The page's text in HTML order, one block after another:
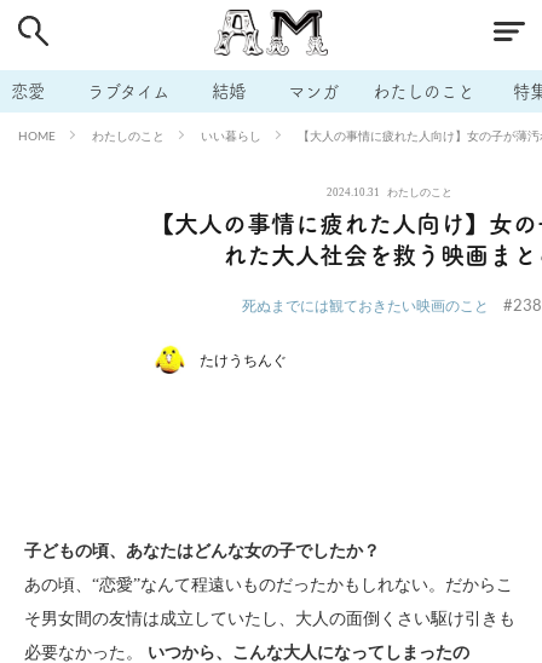
恋愛 ラブタイム 結婚 マンガ わたしのこと 特
HOME わたしのこと いい暮らし 【大人の事情に疲れた人向け】女の子が薄
2024.10.31 わたしのこと
【大人の事情に疲れた人向け】女
れた大人社会を救う映画まと
死ぬまでには観ておきたい映画のこと #238
たけうちんぐ
子どもの頃、あなたはどんな女の子でしたか？
あの頃、“恋愛”なんて程遠いものだったかもしれない。だからこ
そ男女間の友情は成立していたし、大人の面倒くさい駆け引きも
必要なかった。 いつから、こんな大人になってしまったの
# 男の本音 # セフレ # 不倫
# 出会う方法 # マッチングアプリ # ラブグッズ # 体の相